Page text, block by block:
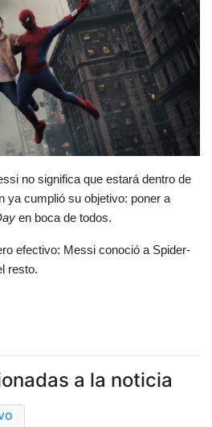
no significa que estará dentro de
la película, su participación ya cumplió su objetivo: poner a
en boca de todos.
efectivo: Messi conoció a Spider-
resto.
a la noticia